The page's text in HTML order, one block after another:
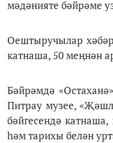
мәдәнияте бәйрәме
Оештыручылар
катнаша, 50 меңнән
Бәйрәмдә
Питрау музее,
бәйгесендә
һәм тарихы белән